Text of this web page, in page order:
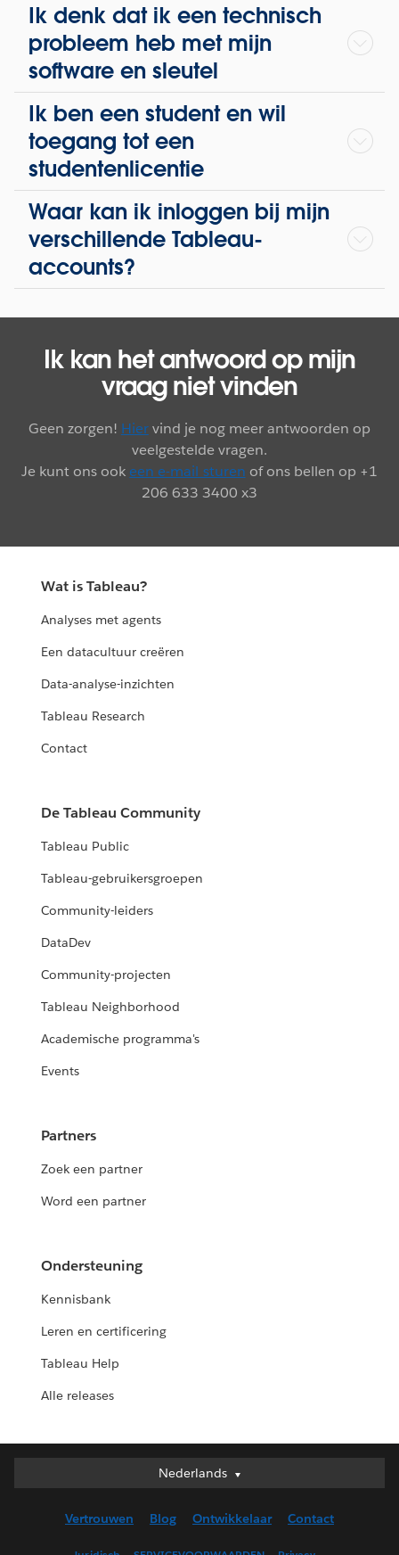
Ik denk dat ik een technisch
probleem heb met mijn
software en sleutel
Ik ben een student en wil
toegang tot een
studentenlicentie
Waar kan ik inloggen bij mijn
verschillende Tableau-
accounts?
Ik kan het antwoord op mijn
vraag niet vinden
Geen zorgen! Hiervind je nog meer antwoorden op
veelgestelde vragen.
Je kunt ons ook een e-mail sturen of ons bellen op +1
206 633 3400 x3
Wat is Tableau?
Analyses met agents
Een datacultuur creëren
Data-analyse-inzichten
Tableau Research
Contact
De Tableau Community
Tableau Public
Tableau-gebruikersgroepen
Community-leiders
DataDev
Community-projecten
Tableau Neighborhood
Academische programma's
Events
Partners
Zoek een partner
Word een partner
Ondersteuning
Kennisbank
Leren en certificering
Tableau Help
Alle releases
Nederlands
Nederlands
English (UK)
Vertrouwen Blog Ontwikkelaar Contact